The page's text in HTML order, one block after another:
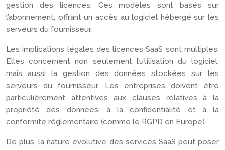
gestion des licences. Ces modèles sont basés sur
l’abonnement, offrant un accès au logiciel hébergé sur les
serveurs du fournisseur.
Les implications légales des licences SaaS sont multiples.
Elles concernent non seulement l’utilisation du logiciel,
mais aussi la gestion des données stockées sur les
serveurs du fournisseur. Les entreprises doivent être
particulièrement attentives aux clauses relatives à la
propriété des données, à la confidentialité et à la
conformité réglementaire (comme le RGPD en Europe).
De plus, la nature évolutive des services SaaS peut poser